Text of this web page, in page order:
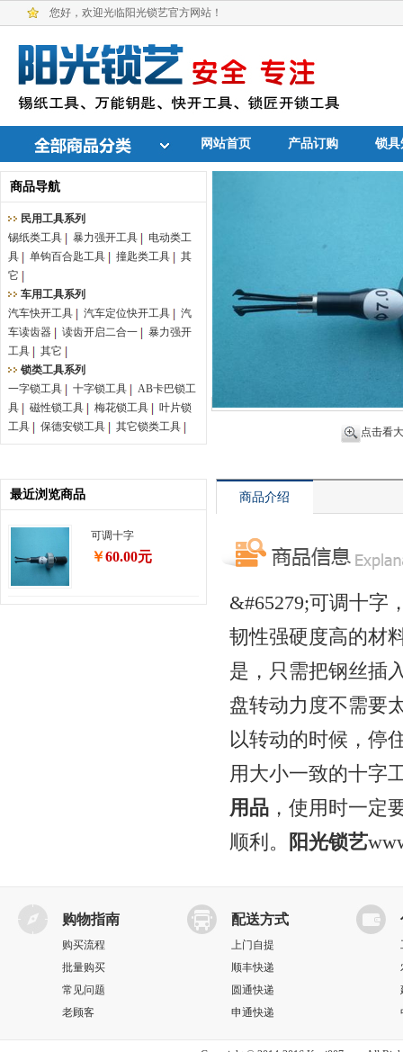
您好，欢迎光临阳光锁艺官方网站！
网站首页 产品订购 锁
商品导航
民用工具系列
锡纸类工具
暴力强开工具
电动类工
具
单钩百合匙工具 撞匙类工具
其
它
车用工具系列
汽车快开工具
汽车定位快开工具
汽
车读齿器
读齿开启二合一
暴力强开
工具
其它
锁类工具系列
一字锁工具
十字锁工具
AB卡巴锁工
具
磁性锁工具 梅花锁工具
叶片锁
工具
保德安锁工具 其它锁类工具 点击看
最近浏览商品
可调十字
￥60.00元
商品介绍
&#65279;可调十字
韧性强硬度高的材
是，只需把钢丝插
盘转动力度不需要
以转动的时候，停
用大小一致的十字
用品 ，使用时一定
顺利。
阳光锁艺
购物指南
购买流程
批量购买
常见问题
老顾客
配送方式
上门自提
顺丰快递
圆通快递
申通快递